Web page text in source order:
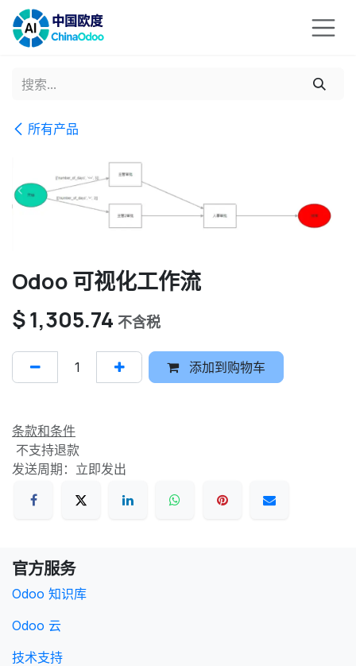
跳至内容
所有产品
Odoo 可视化工作流
$1,305.74 不含税
添加到购物车
条款和条件
不支持退款
发送周期：立即发出
官方服务
Odoo 知识库
Odoo 云
技术支持